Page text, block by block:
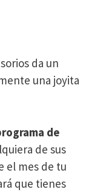
da un
una joyita
de
de sus
el mes de tu
que tienes